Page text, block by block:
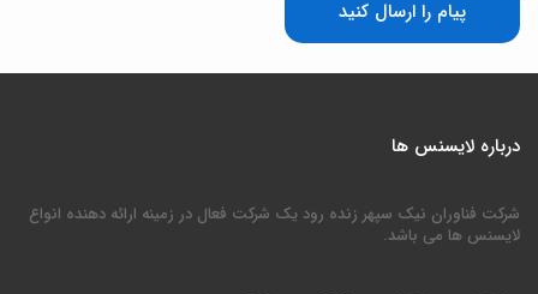
پیام را ارسال کنید
درباره لایسنس ها
شرکت فناوران نیک سپهر زنده رود یک شرکت فعال در زمینه ارائه دهنده انواع
لایسنس ها می باشد.